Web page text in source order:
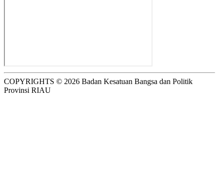
COPYRIGHTS © 2026 Badan Kesatuan Bangsa dan Politik
Provinsi RIAU